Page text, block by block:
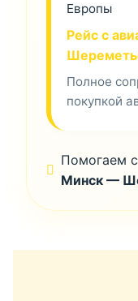
Европы
Рейс с
Полное
покупкой
Помогаем
Минск —